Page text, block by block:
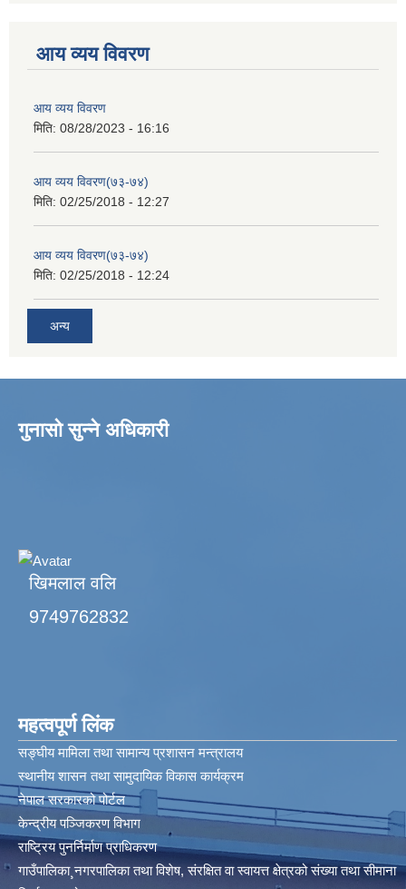
आय व्यय विवरण
आय व्यय विवरण
मिति: 08/28/2023 - 16:16
आय व्यय विवरण(७३-७४)
मिति: 02/25/2018 - 12:27
आय व्यय विवरण(७३-७४)
मिति: 02/25/2018 - 12:24
अन्य
गुनासो सुन्ने अधिकारी
खिमलाल वलि
9749762832
महत्वपूर्ण लिंक
सङ्घीय मामिला तथा सामान्य प्रशासन मन्त्रालय
स्थानीय शासन तथा सामुदायिक विकास कार्यक्रम
नेपाल सरकारको पोर्टल
केन्द्रीय पञ्जिकरण विभाग
राष्ट्रिय पुनर्निर्माण प्राधिकरण
गाउँपालिका¸नगरपालिका तथा विशेष, संरक्षित वा स्वायत्त क्षेत्रको संख्या तथा सीमाना